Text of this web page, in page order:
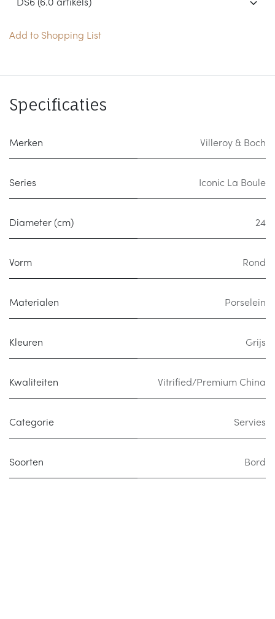
Add to Shopping List
Specificaties
Merken Villeroy & Boch
Series Iconic La Boule
Diameter (cm) 24
Vorm Rond
Materialen Porselein
Kleuren Grijs
Kwaliteiten Vitrified/Premium China
Categorie Servies
Soorten Bord